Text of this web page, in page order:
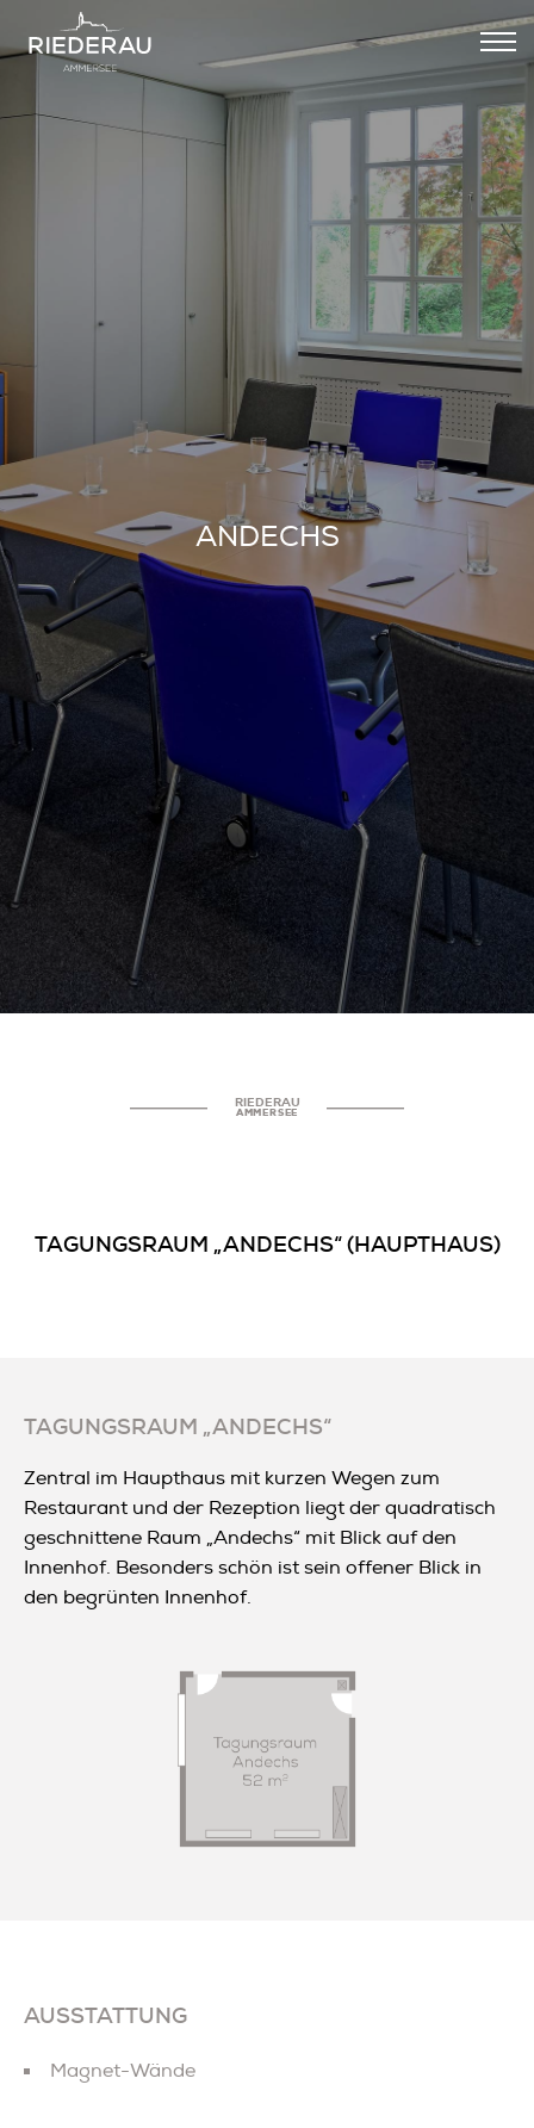
ANDECHS
RIEDERAU
AMMERSEE
TAGUNGSRAUM „ANDECHS“ (HAUPTHAUS)
TAGUNGSRAUM „ANDECHS“
Zentral im Haupthaus mit kurzen Wegen zum
Restaurant und der Rezeption liegt der quadratisch
geschnittene Raum „Andechs“ mit Blick auf den
Innenhof. Besonders schön ist sein offener Blick in
den begrünten Innenhof.
AUSSTATTUNG
Magnet-Wände